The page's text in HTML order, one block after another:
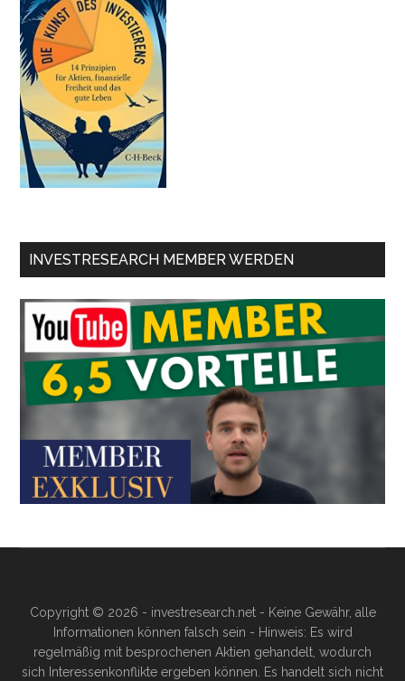
INVESTRESEARCH MEMBER WERDEN
Copyright © 2026 - investresearch.net - Keine Gewähr, alle
Informationen können falsch sein - Hinweis: Es wird
regelmäßig mit besprochenen Aktien gehandelt, wodurch
sich Interessenkonflikte ergeben können. Es handelt sich nicht